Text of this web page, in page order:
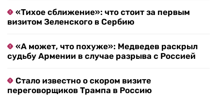
«Тихое сближение»: что стоит за первым
визитом Зеленского в Сербию
«А может, что похуже»: Медведев раскрыл
судьбу Армении в случае разрыва с Россией
Стало известно о скором визите
переговорщиков Трампа в Россию